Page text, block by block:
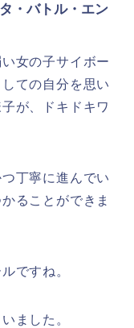
・バトル・エン
女の子サイボー
ての自分を思い
が、ドキドキワ
丁寧に進んでい
ることができま
ですね。
ました。